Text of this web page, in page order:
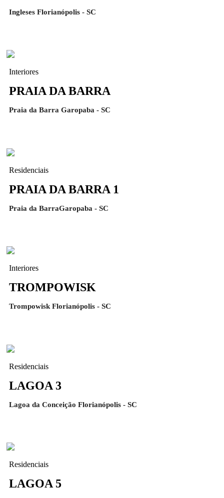
Ingleses Florianópolis - SC
Interiores
PRAIA DA BARRA
Praia da Barra Garopaba - SC
Residenciais
PRAIA DA BARRA 1
Praia da BarraGaropaba - SC
Interiores
TROMPOWISK
Trompowisk Florianópolis - SC
Residenciais
LAGOA 3
Lagoa da Conceição Florianópolis - SC
Residenciais
LAGOA 5